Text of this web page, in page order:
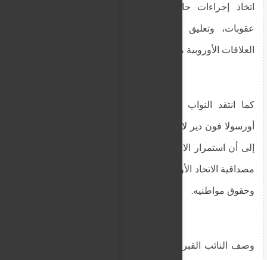
اتخاذ إجراءات حازمة ضد تركيا، من بينها فرض
عقوبات، وتعليق التمويل، وحتى إعادة النظر في
العلاقات الأوروبية معها.
كما انتقد النواب صمت رئيسة المفوضية الأوروبية
أورسولا فون دير لاين تجاه القضية القبرصية، مشيرين
إلى أن استمرار الاحتلال التركي لشمال قبرص يقوّض
مصداقية الاتحاد الأوروبي في الدفاع عن سيادة أعضائه
وحقوق مواطنيه.
وصف النائب القبرصي في البرلمان الأوروبي لوكاس